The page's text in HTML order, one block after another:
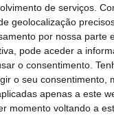
de serviços.
geolocalização
por nossa parte
pode aceder a
o consentimento.
o seu consentimento,
apenas a este
momento voltando a
Marc Márquez,
como a
Marco Bezzecchi